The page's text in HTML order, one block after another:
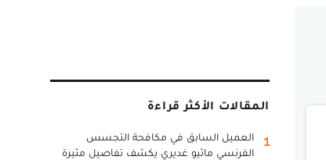
المقالات الأكثر قراءة
1
العميل السابق في مكافحة التجسس
الفرنسي ماثيو غديري يكشف تفاصيل مثيرة